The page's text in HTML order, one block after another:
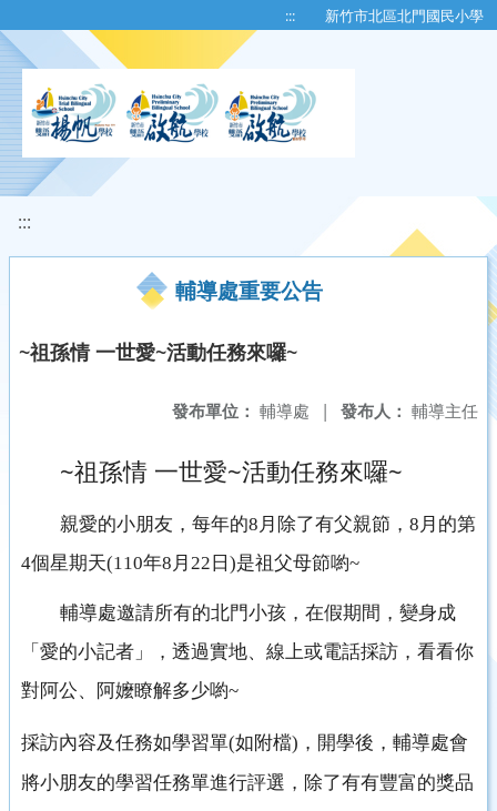
::: 新竹市北區北門國民小學
:::
輔導處重要公告
~祖孫情 一世愛~活動任務來囉~
發布人： 輔導主任
發布單位： 輔導處 |
~祖孫情 一世愛~活動任務來囉~
親愛的小朋友，每年的8月除了有父親節，8月的第
4個星期天(110年8月22日)是祖父母節喲~
輔導處邀請所有的北門小孩，在假期間，變身成
「愛的小記者」，透過實地、線上或電話採訪，看看你
對阿公、阿嬤瞭解多少喲~
採訪內容及任務如學習單(如附檔)，開學後，輔導處會
將小朋友的學習任務單進行評選，除了有有豐富的獎品